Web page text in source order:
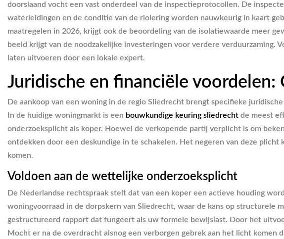
doorslaand vocht een vast onderdeel van de inspectieprotocollen. De
waterleidingen en de conditie van de riolering worden nauwkeurig in kaart
maatregelen in 2026, krijgt ook de beoordeling van de isolatiewaarde meer
beeld krijgt van de noodzakelijke investeringen voor verdere verduurzaming.
laten uitvoeren door een lokale expert.
Juridische en financiële
De aankoop van een woning in de regio Sliedrecht brengt specifieke
In de huidige woningmarkt is een bouwkundige keuring sliedrecht de meest
onderzoeksplicht als koper. Hoewel de verkopende partij verplicht is om
ontdekken door een deskundige in te schakelen. Het negeren van deze
komen.
Voldoen aan de wettelijke onderzoeksplicht
De Nederlandse rechtspraak stelt dat van een koper een actieve houding
woningvoorraad in de dorpskern van Sliedrecht, waar de kans op structurele
gestructureerd rapport dat fungeert als uw formele bewijslast. Door het
Mocht er na de overdracht alsnog een verborgen gebrek aan het licht